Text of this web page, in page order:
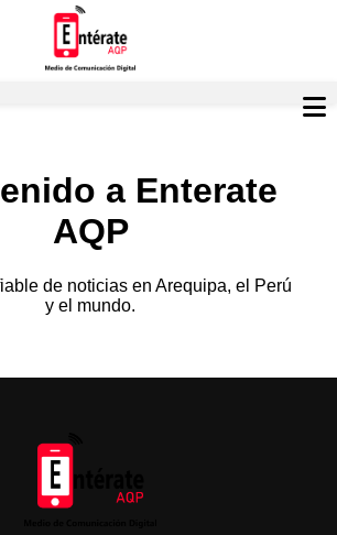
a Enterate
AQP
de noticias en Arequipa, el Perú
y el mundo.